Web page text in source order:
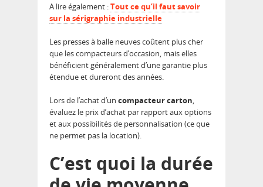
A lire également :Tout ce qu’il faut savoir
sur la sérigraphie industrielle
Les presses à balle neuves coûtent plus cher
que les compacteurs d’occasion, mais elles
bénéficient généralement d’une garantie plus
étendue et dureront des années.
Lors de l’achat d’un compacteur carton,
évaluez le prix d’achat par rapport aux options
et aux possibilités de personnalisation (ce que
ne permet pas la location).
C’est quoi la durée